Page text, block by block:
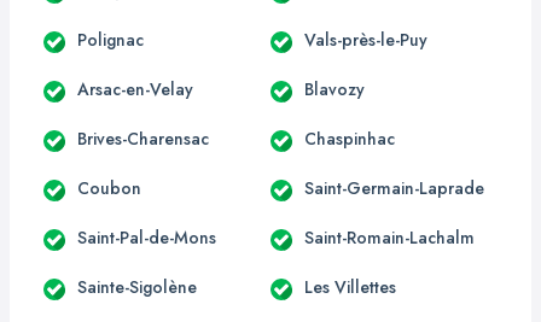
Polignac Vals-près-le-Puy
Arsac-en-Velay Blavozy
Brives-Charensac Chaspinhac
Coubon Saint-Germain-Laprade
Saint-Pal-de-Mons Saint-Romain-Lachalm
Sainte-Sigolène Les Villettes